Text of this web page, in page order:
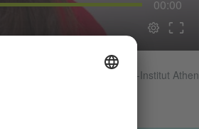
00:00
© Gevi Dimitrakopoulou/Goethe-Institut Athen